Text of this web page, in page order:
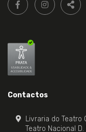
nos:
Contactos
Livraria do Teatro
Teatro Nacional D.